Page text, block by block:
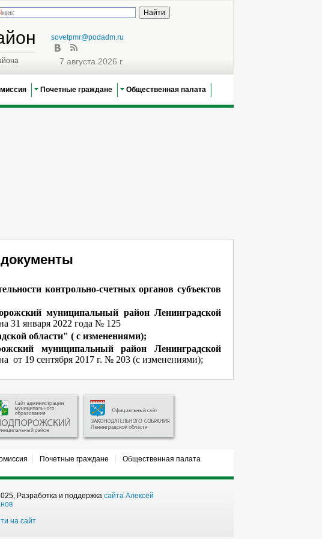
sovetpmr@podadm.ru
7 августа 2026 г.
Почетные граждане Общественная палата
контрольно-счетных органов субъектов
муниципальный район Ленинградской
31 января 2022 года № 125
области" ( с изменениями);
муниципальный район Ленинградской
от 19 сентября 2017 г. № 203 (с изменениями);
Почетные граждане Общественная палата
Разработка и поддержка сайта Алексей
на сайт